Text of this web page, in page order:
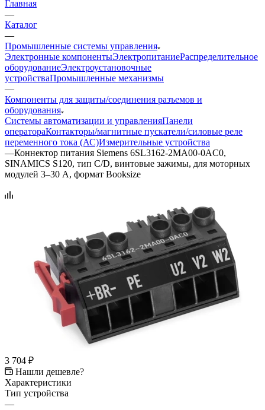
Главная
—
Каталог
—
Промышленные системы управления
Электронные компонентыЭлектропитаниеРаспределительное
оборудованиеЭлектроустановочные
устройстваПромышленные механизмы
—
Компоненты для защиты/соединения разъемов и
оборудования
Системы автоматизации и управленияПанели
оператораКонтакторы/магнитные пускатели/силовые реле
переменного тока (АС)Измерительные устройства
—Коннектор питания Siemens 6SL3162-2MA00-0AC0,
SINAMICS S120, тип C/D, винтовые зажимы, для моторных
модулей 3–30 А, формат Booksize
3 704 ₽
Нашли дешевле?
Характеристики
Тип устройства
—